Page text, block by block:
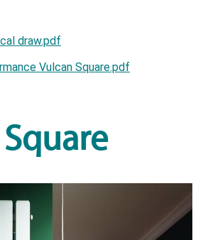
draw.pdf
Vulcan Square.pdf